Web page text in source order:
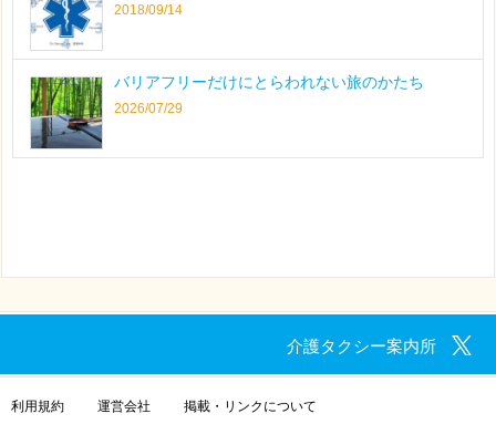
2018/09/14
バリアフリーだけにとらわれない旅のかたち
2026/07/29
介護タクシー案内所
利用規約 運営会社 掲載・リンクについて